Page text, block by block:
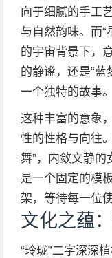
向于细腻的手工
与自然韵味。而“
的宇宙背景下，
的静谧，还是“蓝
一个独特的故事。
这种丰富的意象
性的性格与向往
舞”，内敛文静的
是一个固定的模
架，等待每一位
文化之蕴
“玲珑”二字深深